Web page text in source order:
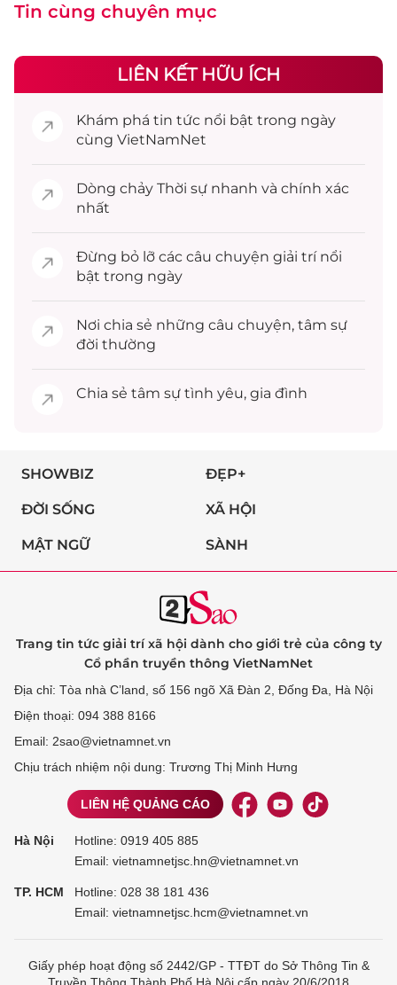
Tin cùng chuyên mục
LIÊN KẾT HỮU ÍCH
Khám phá tin tức nổi bật trong ngày
cùng VietNamNet
Dòng chảy Thời sự nhanh và chính xác
nhất
Đừng bỏ lỡ các câu chuyện giải trínổi
bật trong ngày
Nơi chia sẻ những câu chuyện, tâm sự
đời thường
Chia sẻ tâm sự tình yêu, gia đình
SHOWBIZ ĐẸP+
ĐỜI SỐNG XÃ HỘI
MẬT NGỮ SÀNH
Trang tin tức giải trí xã hội dành cho giới trẻ của công ty
Cổ phần truyền thông VietNamNet
Địa chỉ: Tòa nhà C’land, số 156 ngõ Xã Đàn 2, Đống Đa, Hà Nội
Điện thoại: 094 388 8166
Email: 2sao@vietnamnet.vn
Chịu trách nhiệm nội dung: Trương Thị Minh Hưng
LIÊN HỆ QUẢNG CÁO
Hà Nội Hotline: 0919 405 885
Email: vietnamnetjsc.hn@vietnamnet.vn
TP. HCM Hotline: 028 38 181 436
Email: vietnamnetjsc.hcm@vietnamnet.vn
Giấy phép hoạt động số 2442/GP - TTĐT do Sở Thông Tin &